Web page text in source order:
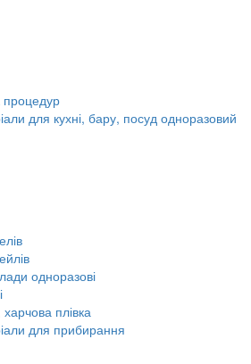
процедур
для кухні, бару, посуд одноразовий
одноразові
плівка
для прибирання